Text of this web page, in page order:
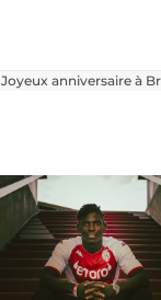
Joyeux anniversaire à